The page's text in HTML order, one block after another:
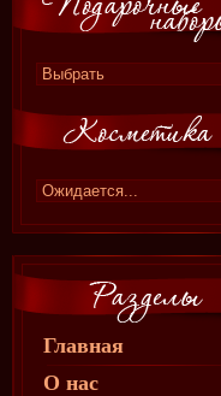
Главная
О нас